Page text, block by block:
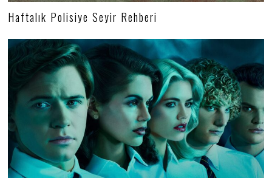
Haftalık Polisiye Seyir Rehberi